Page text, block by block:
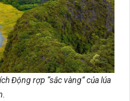
Động rợp “sắc vàng” của lúa